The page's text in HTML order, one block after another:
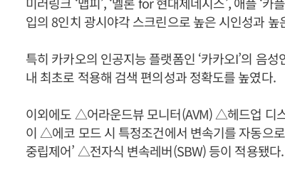
입의 8인치 광시야각 스크린으로 높은 시인성과
특히 카카오의 인공지능 플랫폼인 ‘카카오I’의 음
내 최초로 적용해 검색 편의성과 정확도를 높였다.
이외에도 △어라운드뷰 모니터(AVM) △헤드업 디
이 △에코 모드 시 특정조건에서 변속기를 자동으
중립제어’ △전자식 변속레버(SBW) 등이 적용됐다.